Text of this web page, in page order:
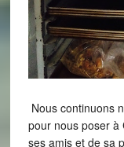
Nous continuons
pour nous poser à
ses amis et de sa